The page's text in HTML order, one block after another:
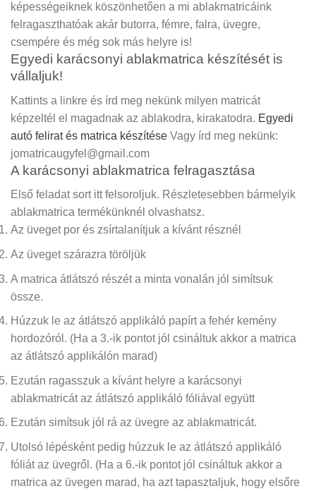
képességeiknek köszönhetően a mi ablakmatricáink
felragaszthatóak akár butorra, fémre, falra, üvegre,
csempére és még sok más helyre is!
Egyedi karácsonyi ablakmatrica készítését is
vállaljuk!
Kattints a linkre és írd meg nekünk milyen matricát
képzeltél el magadnak az ablakodra, kirakatodra. Egyedi
autó felirat és matrica készítése Vagy írd meg nekünk:
jomatricaugyfel@gmail.com
A karácsonyi ablakmatrica felragasztása
Első feladat sort itt felsoroljuk. Részletesebben bármelyik
ablakmatrica termékünknél olvashatsz.
Az üveget por és zsírtalanítjuk a kívánt résznél
Az üveget szárazra töröljük
A matrica átlátszó részét a minta vonalán jól simítsuk
össze.
Húzzuk le az átlátszó applikáló papírt a fehér kemény
hordozóról. (Ha a 3.-ik pontot jól csináltuk akkor a matrica
az átlátszó applikálón marad)
Ezután ragasszuk a kívánt helyre a karácsonyi
ablakmatricát az átlátszó applikáló fóliával együtt
Ezután simítsuk jól rá az üvegre az ablakmatricát.
Utolsó lépésként pedig húzzuk le az átlátszó applikáló
fóliát az üvegről. (Ha a 6.-ik pontot jól csináltuk akkor a
matrica az üvegen marad, ha azt tapasztaljuk, hogy elsőre